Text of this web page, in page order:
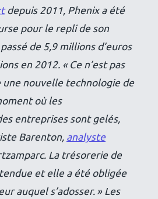
depuis 2011, Phenix a été
pour le repli de son
de 5,9 millions d’euros
en 2012. « Ce n’est pas
une nouvelle technologie de
où les
entreprises sont gelés,
Barenton, analyste
La trésorerie de
et elle a été obligée
auquel s’adosser. » Les